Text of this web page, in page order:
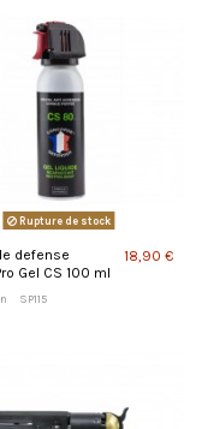
Rupture de stock
defense
Gel CS 100 ml
SP115
18,90 €